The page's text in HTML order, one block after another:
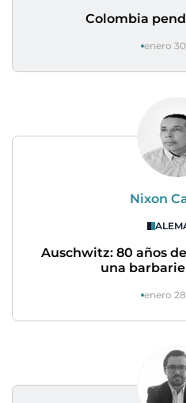
Colombia
enero
Nixon
Auschwitz: 80 años
una
enero